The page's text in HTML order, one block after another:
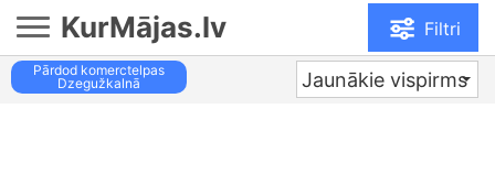
KurMājas.lv Filtri
Pārdod komerctelpas
Dzegužkalnā
Jaunākie vispirms